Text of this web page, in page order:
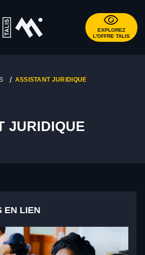
EXPLOREZ
L'OFFRE TALIS
ASSISTANT JURIDIQUE
JURIDIQUE
EN LIEN